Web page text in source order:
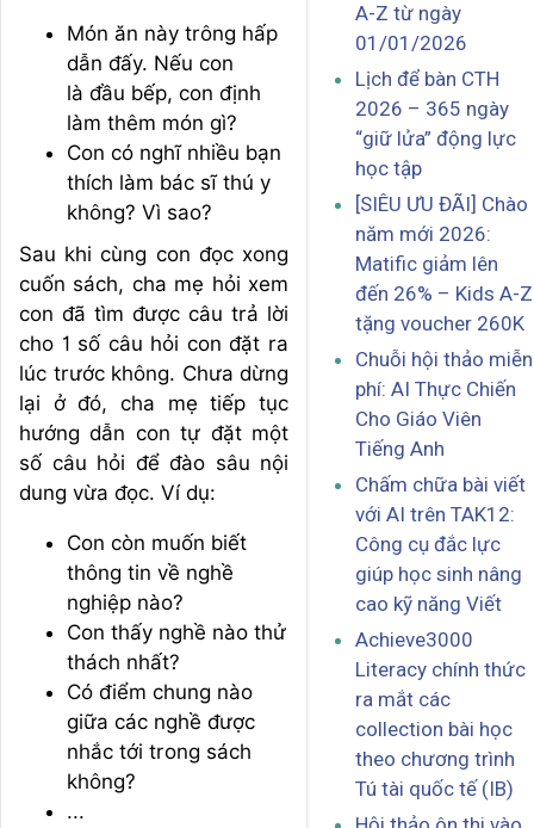
Món ăn này trông hấp
dẫn đấy. Nếu con
là đầu bếp, con định
làm thêm món gì?
Con có nghĩ nhiều bạn
thích làm bác sĩ thú y
không? Vì sao?
Sau khi cùng con đọc xong
cuốn sách, cha mẹ hỏi xem
con đã tìm được câu trả lời
cho 1 số câu hỏi con đặt ra
lúc trước không. Chưa dừng
lại ở đó, cha mẹ tiếp tục
hướng dẫn con tự đặt một
số câu hỏi để đào sâu nội
dung vừa đọc. Ví dụ:
Con còn muốn biết
thông tin về nghề
nghiệp nào?
Con thấy nghề nào thử
thách nhất?
Có điểm chung nào
giữa các nghề được
nhắc tới trong sách
không?
...
A-Z từ ngày
01/01/2026
Lịch để bàn CTH
2026 – 365 ngày
“giữ lửa” động lực
học tập
[SIÊU ƯU ĐÃI] Chào
năm mới 2026:
Matific giảm lên
đến 26% – Kids A-Z
tặng voucher 260K
Chuỗi hội thảo miễn
phí: AI Thực Chiến
Cho Giáo Viên
Tiếng Anh
Chấm chữa bài viết
với AI trên TAK12:
Công cụ đắc lực
giúp học sinh nâng
cao kỹ năng Viết
Achieve3000
Literacy chính thức
ra mắt các
collection bài học
theo chương trình
Tú tài quốc tế (IB)